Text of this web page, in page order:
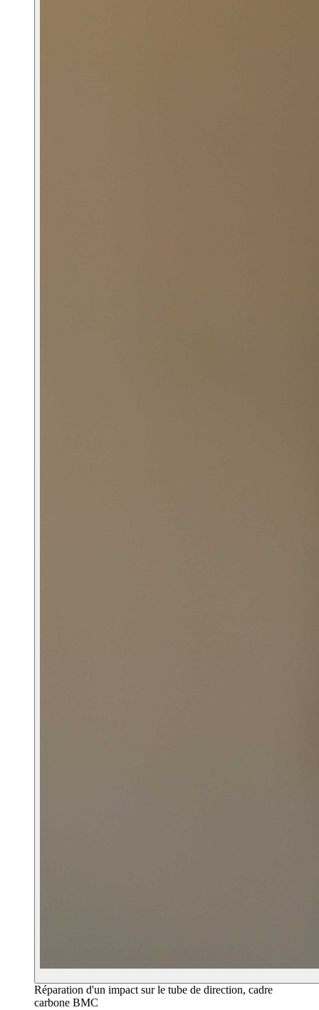
Réparation d'un impact sur le tube de direction, cadre
carbone BMC